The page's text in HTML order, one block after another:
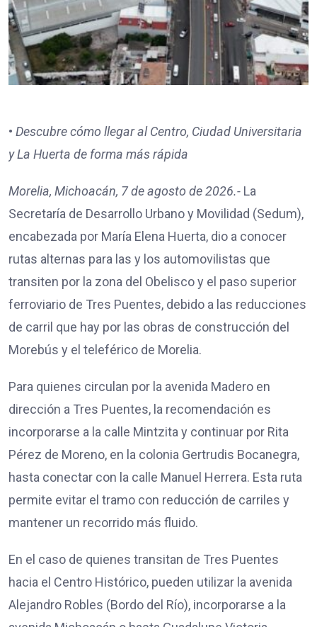
• Descubre cómo llegar al Centro, Ciudad Universitaria
y La Huerta de forma más rápida
Morelia, Michoacán, 7 de agosto de 2026.- La
Secretaría de Desarrollo Urbano y Movilidad (Sedum),
encabezada por María Elena Huerta, dio a conocer
rutas alternas para las y los automovilistas que
transiten por la zona del Obelisco y el paso superior
ferroviario de Tres Puentes, debido a las reducciones
de carril que hay por las obras de construcción del
Morebús y el teleférico de Morelia.
Para quienes circulan por la avenida Madero en
dirección a Tres Puentes, la recomendación es
incorporarse a la calle Mintzita y continuar por Rita
Pérez de Moreno, en la colonia Gertrudis Bocanegra,
hasta conectar con la calle Manuel Herrera. Esta ruta
permite evitar el tramo con reducción de carriles y
mantener un recorrido más fluido.
En el caso de quienes transitan de Tres Puentes
hacia el Centro Histórico, pueden utilizar la avenida
Alejandro Robles (Bordo del Río), incorporarse a la